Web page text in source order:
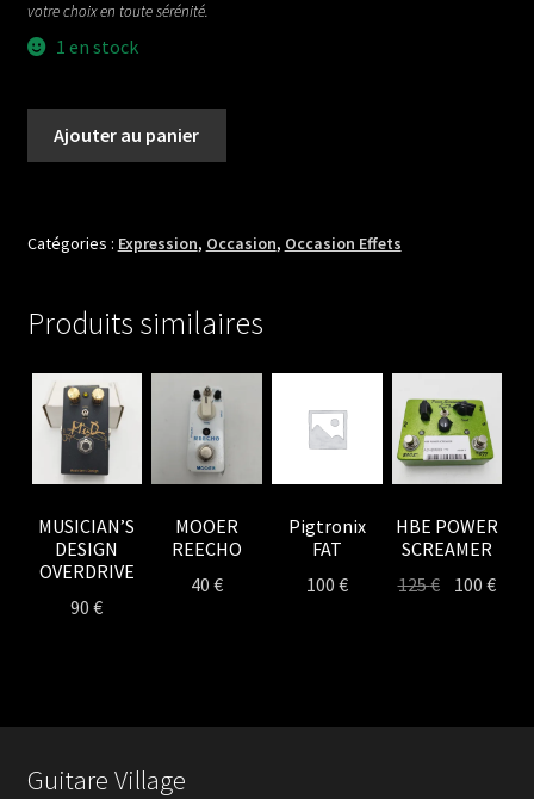
votre choix en toute sérénité.
1 en stock
TIME
FOR
DELAY
LAMA
Ajouter au panier
Catégories : Expression, Occasion, Occasion Effets
Produits similaires
MUSICIAN’S
DESIGN
OVERDRIVE
90€
MOOER
REECHO
40€
Pigtronix
FAT
100 €
HBE POWER
SCREAMER
125€ Le100€Le
Guitare Village